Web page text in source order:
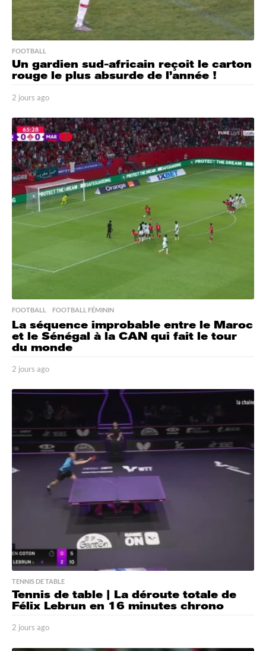
FOOTBALL
Un gardien sud-africain reçoit le carton
rouge le plus absurde de l’année !
2 jours ago
o
u
r
s
a
g
o
FOOTBALL ,FOOTBALL FÉMININ
La séquence improbable entre le Maroc
et le Sénégal à la CAN qui fait le tour
du monde
2 jours ago
o
r
g
TENNIS DE TABLE
Tennis de table | La déroute totale de
Félix Lebrun en 16 minutes chrono
2 jours ago